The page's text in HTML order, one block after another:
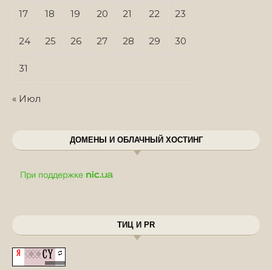
17 18 19 20 21 22 23
24 25 26 27 28 29 30
31
« Июл
ДОМЕНЫ И ОБЛАЧНЫЙ ХОСТИНГ
ТИЦ И PR